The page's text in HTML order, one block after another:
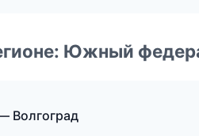
Южный
Волгоград